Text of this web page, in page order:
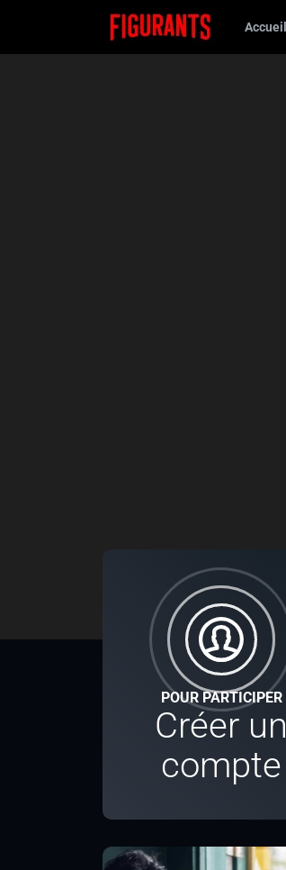
Accueil
POUR PARTICIPER
Créer un
compte